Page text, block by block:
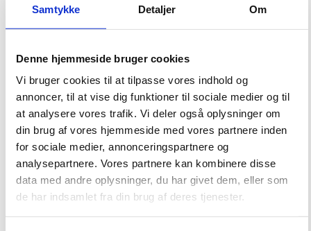
Samtykke Detaljer Om
Denne hjemmeside bruger cookies
Vi bruger cookies til at tilpasse vores indhold og
annoncer, til at vise dig funktioner til sociale medier og til
at analysere vores trafik. Vi deler også oplysninger om
din brug af vores hjemmeside med vores partnere inden
for sociale medier, annonceringspartnere og
analysepartnere. Vores partnere kan kombinere disse
data med andre oplysninger, du har givet dem, eller som
de har indsamlet fra din brug af deres tjenester.
Tekniske problemer med rekrutteringssystemet?
Ved tekniske problemer med rekrutteringssystemet kan du kontakte
Talentech Danmark på tlf. 7044 0644 (mandag-fredag kl. 08.00-
17.00) eller oprette en supportsag viaTalentechs hjemmeside.